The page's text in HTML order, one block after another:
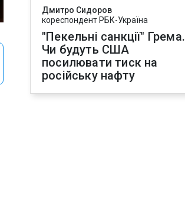
Дмитро Сидоров
кореспондент РБК-Україна
"Пекельні санкції" Грема.
Чи будуть США
посилювати тиск на
російську нафту